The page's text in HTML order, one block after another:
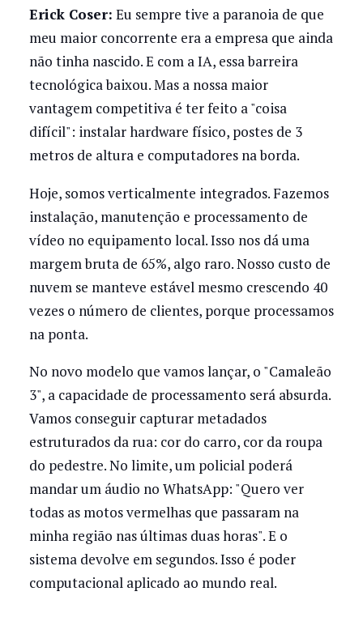
Erick Coser: Eu sempre tive a paranoia de que
meu maior concorrente era a empresa que ainda
não tinha nascido. E com a IA, essa barreira
tecnológica baixou. Mas a nossa maior
vantagem competitiva é ter feito a "coisa
difícil": instalar hardware físico, postes de 3
metros de altura e computadores na borda.
Hoje, somos verticalmente integrados. Fazemos
instalação, manutenção e processamento de
vídeo no equipamento local. Isso nos dá uma
margem bruta de 65%, algo raro. Nosso custo de
nuvem se manteve estável mesmo crescendo 40
vezes o número de clientes, porque processamos
na ponta.
No novo modelo que vamos lançar, o "Camaleão
3", a capacidade de processamento será absurda.
Vamos conseguir capturar metadados
estruturados da rua: cor do carro, cor da roupa
do pedestre. No limite, um policial poderá
mandar um áudio no WhatsApp: "Quero ver
todas as motos vermelhas que passaram na
minha região nas últimas duas horas". E o
sistema devolve em segundos. Isso é poder
computacional aplicado ao mundo real.